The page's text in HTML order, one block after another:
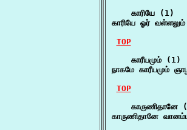
    காரியே (1)
காரியே ஓர்
TOP
    காரீயமும் (1)
நாகமே காரீயமும்
TOP
காருணிதானே
காருணிதானே